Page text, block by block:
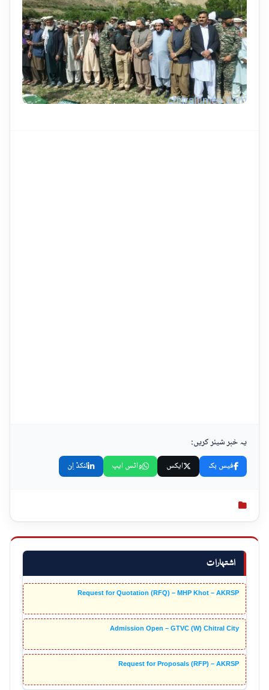
اشتہارات
Request for Quotation (RFQ) – MHP Khot – AKRSP
Admission Open – GTVC (W) Chitral City
Request for Proposals (RFP) – AKRSP
یہ خبر شیئر کریں:
فیس بک ایکس واٹس ایپ لنکڈ اِن